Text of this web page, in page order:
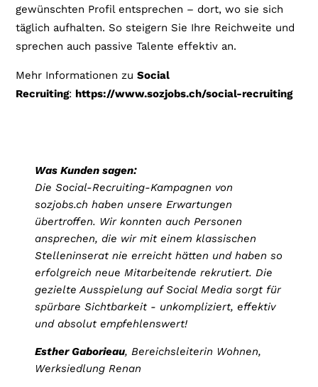
gewünschten Profil entsprechen – dort, wo sie sich
täglich aufhalten. So steigern Sie Ihre Reichweite und
sprechen auch passive Talente effektiv an.
Mehr Informationen zuSocial
Recruiting:https://www.sozjobs.ch/social-recruiting
Was Kunden sagen:
Die Social-Recruiting-Kampagnen von
sozjobs.ch haben unsere Erwartungen
übertroffen. Wir konnten auch Personen
ansprechen, die wir mit einem klassischen
Stelleninserat nie erreicht hätten und haben so
erfolgreich neue Mitarbeitende rekrutiert. Die
gezielte Ausspielung auf Social Media sorgt für
spürbare Sichtbarkeit - unkompliziert, effektiv
und absolut empfehlenswert!
Esther Gaborieau, Bereichsleiterin Wohnen,
Werksiedlung Renan